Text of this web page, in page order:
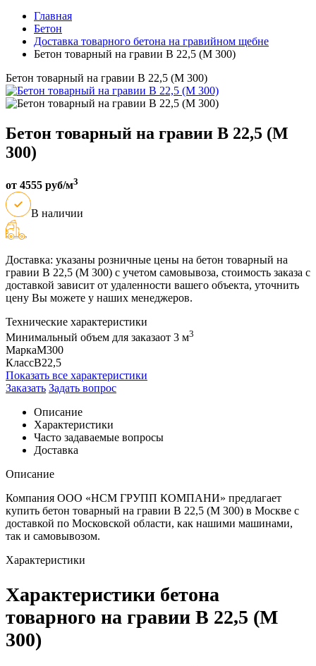
Главная
Бетон
Доставка товарного бетона на гравийном щебне
Бетон товарный на гравии B 22,5 (M 300)
Бетон товарный на гравии B 22,5 (M 300)
Бетон товарный на гравии B 22,5 (M
300)
от 4555 руб/м3
В наличии
Доставка: указаны розничные цены на бетон товарный на
гравии B 22,5 (M 300) с учетом самовывоза, стоимость заказа с
доставкой зависит от удаленности вашего объекта, уточнить
цену Вы можете у наших менеджеров.
Технические характеристики
Минимальный объем для заказаот 3 м3
МаркаM300
КлассB22,5
Показать все характеристики
Заказать Задать вопрос
Описание
Характеристики
Часто задаваемые вопросы
Доставка
Описание
Компания ООО «НСМ ГРУПП КОМПАНИ» предлагает
купить бетон товарный на гравии B 22,5 (M 300) в Москве с
доставкой по Московской области, как нашими машинами,
так и самовывозом.
Характеристики
Характеристики бетона
товарного на гравии B 22,5 (M
300)